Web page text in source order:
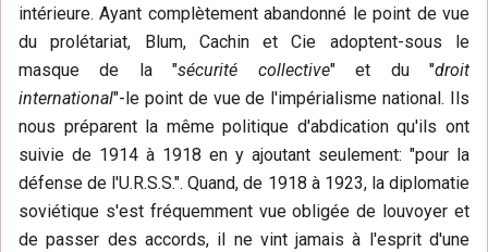
intérieure. Ayant complètement abandonné le point de vue
du prolétariat, Blum, Cachin et Cie adoptent-sous le
masque de la "sécurité collective" et du "droit
international"-le point de vue de l'impérialisme national. Ils
nous préparent la même politique d'abdication qu'ils ont
suivie de 1914 à 1918 en y ajoutant seulement: "pour la
défense de l'U.R.S.S.". Quand, de 1918 à 1923, la diplomatie
soviétique s'est fréquemment vue obligée de louvoyer et
de passer des accords, il ne vint jamais à l'esprit d'une